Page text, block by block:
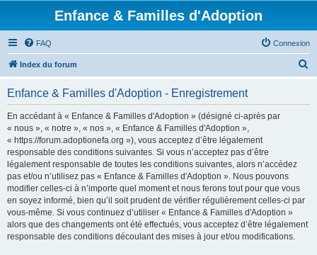
Enfance & Familles d'Adoption
FAQ Connexion
Index du forum
Enfance & Familles d'Adoption - Enregistrement
En accédant à « Enfance & Familles d'Adoption » (désigné ci-après par
« nous », « notre », « nos », « Enfance & Familles d'Adoption »,
« https://forum.adoptionefa.org »), vous acceptez d’être légalement
responsable des conditions suivantes. Si vous n’acceptez pas d’être
légalement responsable de toutes les conditions suivantes, alors n’accédez
pas et/ou n’utilisez pas « Enfance & Familles d'Adoption ». Nous pouvons
modifier celles-ci à n’importe quel moment et nous ferons tout pour que vous
en soyez informé, bien qu’il soit prudent de vérifier régulièrement celles-ci par
vous-même. Si vous continuez d’utiliser « Enfance & Familles d'Adoption »
alors que des changements ont été effectués, vous acceptez d’être légalement
responsable des conditions découlant des mises à jour et/ou modifications.